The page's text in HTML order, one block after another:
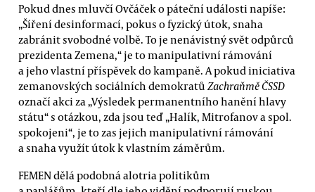
Pokud dnes mluvčí Ovčáček o páteční události napíše:
„Šíření desinformací, pokus o fyzický útok, snaha
zabránit svobodné volbě. To je nenávistný svět odpůrců
prezidenta Zemena,“ je to manipulativní rámování
a jeho vlastní příspěvek do kampaně. A pokud iniciativa
zemanovských sociálních demokratů Zachraňmě ČSSD
označí akci za „Výsledek permanentního hanění hlavy
státu“ s otázkou, zda jsou teď „Halík, Mitrofanov a spol.
spokojeni“, je to zas jejich manipulativní rámování
a snaha využít útok k vlastním záměrům.
FEMEN dělá podobná alotria politikům